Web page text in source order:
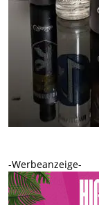
-Werbeanzeige-